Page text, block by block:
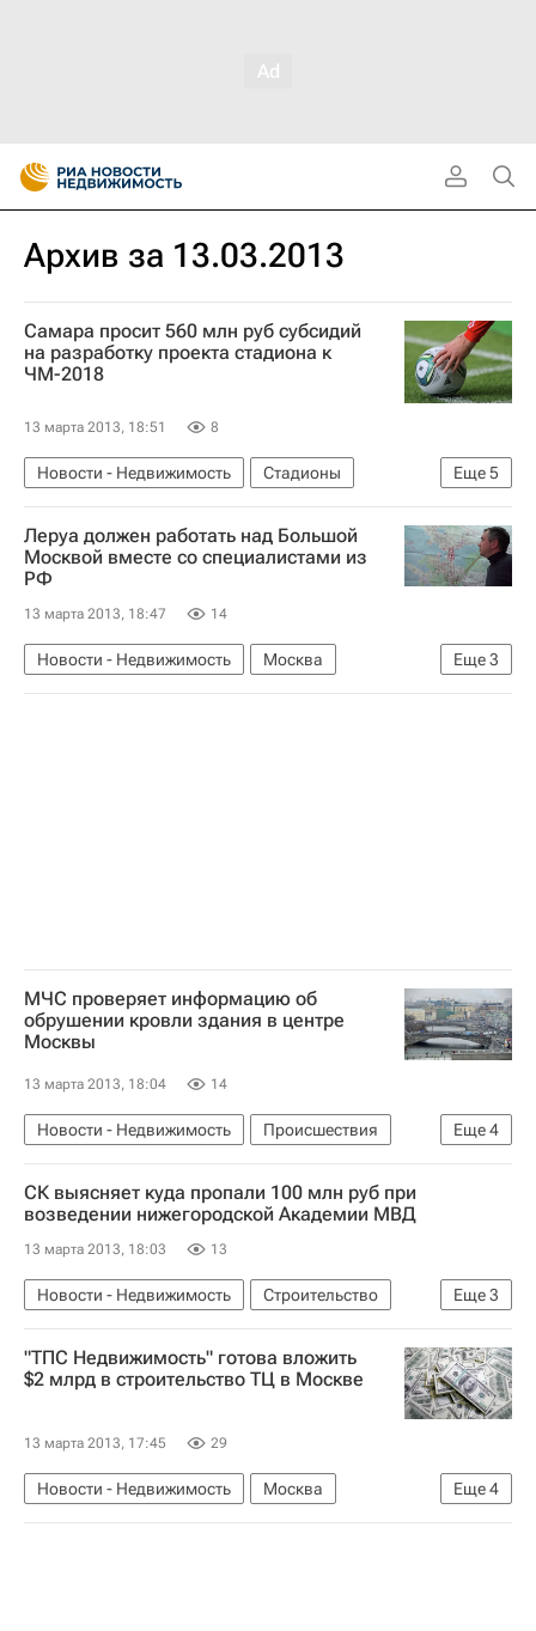
Архив за 13.03.2013
Самара просит 560 млн руб субсидий
на разработку проекта стадиона к
ЧМ-2018
13 марта 2013, 18:51 8
Еще5
Новости - Недвижимость
Стадионы
Самара
Субсидии
ЧМ-2018 по футболу
Инфраструктура
Россия
Леруа должен работать над Большой
Москвой вместе со специалистами из
РФ
13 марта 2013, 18:47 14
Еще3
Новости - Недвижимость
Москва
Архитекторы
"Новая" Москва Россия
МЧС проверяет информацию об
обрушении кровли здания в центре
Москвы
13 марта 2013, 18:04 14
Еще4
Новости - Недвижимость
Происшествия
Москва
Обрушение
МЧС России (Министерство РФ по делам гражданской обороны, чрезвычайным ситуациям и ликвидации последствий стихийных бедствий)
Россия
СК выясняет куда пропали 100 млн руб при
возведении нижегородской Академии МВД
13 марта 2013, 18:03 13
Еще3
Новости - Недвижимость
Строительство
Нижний Новгород
Следствие Россия
"ТПС Недвижимость" готова вложить
$2 млрд в строительство ТЦ в Москве
13 марта 2013, 17:45 29
Еще4
Новости - Недвижимость
Москва
Инвестиции
Коммерческая недвижимость